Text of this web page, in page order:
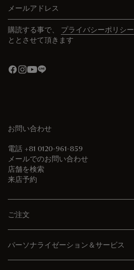
購読する事で、 プライバシーポリシー
ととさせて頂きます
お問い合わせ
電話 +81 0120-961-859
メールでのお問い合わせ
店舗を検索
来店予約
ご注文
パーソナライゼーション＆サービス